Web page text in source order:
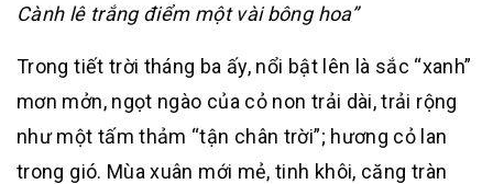
Cành lê trắng điểm một vài bông hoa”
Trong tiết trời tháng ba ấy, nổi bật lên là sắc “xanh”
mơn mởn, ngọt ngào của cỏ non trải dài, trải rộng
như một tấm thảm “tận chân trời”; hương cỏ lan
trong gió. Mùa xuân mới mẻ, tinh khôi, căng tràn